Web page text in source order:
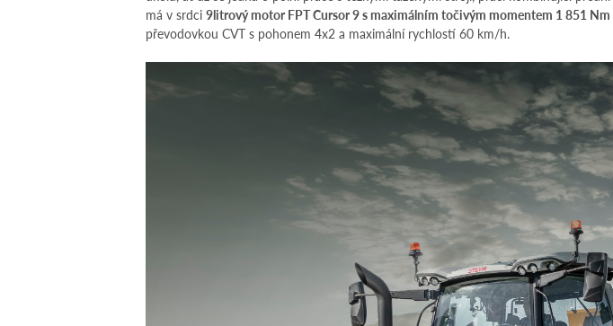
má v srdci 9litrový motor FPT Cursor 9 s maximálním točivým momentem 1 851 Nm
převodovkou CVT s pohonem 4x2 a maximální rychlostí 60 km/h.